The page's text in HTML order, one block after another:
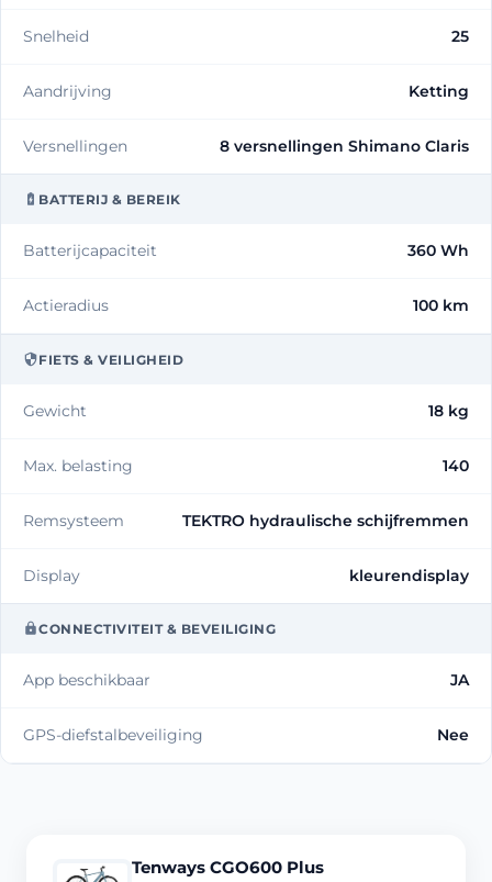
Snelheid 25
Aandrijving Ketting
Versnellingen 8 versnellingen Shimano Claris
BATTERIJ & BEREIK
Batterijcapaciteit 360 Wh
Actieradius 100 km
FIETS & VEILIGHEID
Gewicht 18 kg
Max. belasting 140
Remsysteem TEKTRO hydraulische schijfremmen
Display kleurendisplay
CONNECTIVITEIT & BEVEILIGING
App beschikbaar JA
GPS-diefstalbeveiliging Nee
Tenways CGO600 Plus